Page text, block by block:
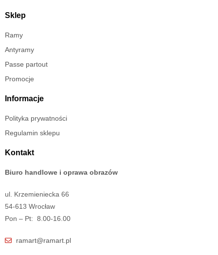
Sklep
Ramy
Antyramy
Passe partout
Promocje
Informacje
Polityka prywatności
Regulamin sklepu
Kontakt
Biuro handlowe i oprawa obrazów
ul. Krzemieniecka 66
54-613 Wrocław
Pon – Pt: 8.00-16.00
ramart@ramart.pl